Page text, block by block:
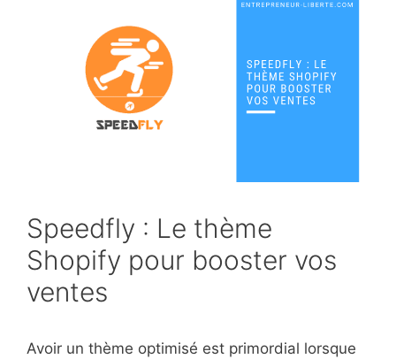
Speedfly : Le thème
Shopify pour booster vos
ventes
Avoir un thème optimisé est primordial lorsque